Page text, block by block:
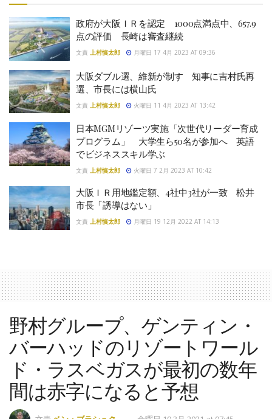
政府が大阪ＩＲを認定 1000点満点中、657.9
点の評価 長崎は審査継続
文責 上村慎太郎 月曜日 17 4月 2023 AT 09:36
大阪ダブル選、維新が制す 知事に吉村氏再
選、市長には横山氏
文責 上村慎太郎 火曜日 11 4月 2023 AT 13:42
日本MGMリゾーツ実施「次世代リーダー育成
プログラム」 大学生ら50名が参加へ 英語
でビジネススキル学ぶ
文責 上村慎太郎 火曜日 7 2月 2023 AT 10:42
大阪ＩＲ用地鑑定額、4社中3社が一致 松井
市長「誘導はない」
文責 上村慎太郎 月曜日 19 12月 2022 AT 14:13
野村グループ、ゲンティン・
バーハッドのリゾートワール
ド・ラスベガスが最初の数年
間は赤字になると予想